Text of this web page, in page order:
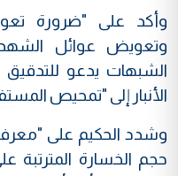
وأكد على "ضرورة
وتعويض عوائل
الشبهات يدعو للتدقيق
الأنبار إلى "تمحيص
وشدد الحكيم على
حجم الخسارة المترتبة